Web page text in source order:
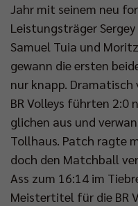
Jahr mit seinem neu
Leistungsträger
Samuel Tuia und
gewann die ersten
nur knapp.
BR Volleys führten 2:0
glichen aus und
Tollhaus. Patch ragte
doch den Matchball
Ass zum 16:14 im
Meistertitel für die BR